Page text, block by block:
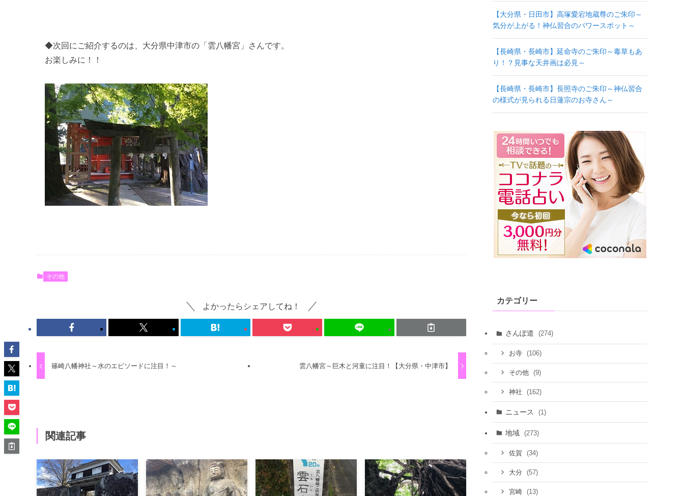
◆次回にご紹介するのは、大分県中津市の「雲八幡宮」さんです。
お楽しみに！！
その他
よかったらシェアしてね！
篠崎八幡神社～水のエピソードに注目！～ 雲八幡宮～巨木と河童に注目！【大分県・中津市】
関連記事
【大分県・日田市】高塚愛宕地蔵尊のご朱印～
気分が上がる！神仏習合のパワースポット～
【長崎県・長崎市】延命寺のご朱印～毒草もあ
り！？見事な天井画は必見～
【長崎県・長崎市】長照寺のご朱印～神仏習合
の様式が見られる日蓮宗のお寺さん～
カテゴリー
さんぽ道 (274)
お寺 (106)
その他 (9)
神社 (162)
ニュース (1)
地域 (273)
佐賀 (34)
大分 (57)
宮崎 (13)